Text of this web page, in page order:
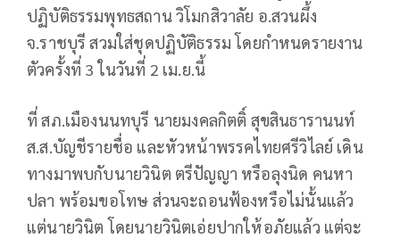
ปฏิบัติธรรมพุทธสถาน วิโมกสิวาลัย อ.สวนผึ้ง
จ.ราชบุรี สวมใส่ชุดปฏิบัติธรรม โดยกำหนดรายงาน
ตัวครั้งที่ 3 ในวันที่ 2 เม.ย.นี้
ที่ สภ.เมืองนนทบุรี นายมงคลกิตติ์ สุขสินธารานนท์
ส.ส.บัญชีรายชื่อ และหัวหน้าพรรคไทยศรีวิไลย์ เดิน
ทางมาพบกับนายวินิต ตรีปัญญา หรือลุงนิด คนหา
ปลา พร้อมขอโทษ ส่วนจะถอนฟ้องหรือไม่นั้นแล้ว
แต่นายวินิต โดยนายวินิตเอ่ยปากให้อภัยแล้ว แต่จะ